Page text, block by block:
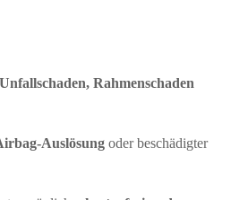
Unfallschaden, Rahmenschaden
Auslösung oder beschädigter